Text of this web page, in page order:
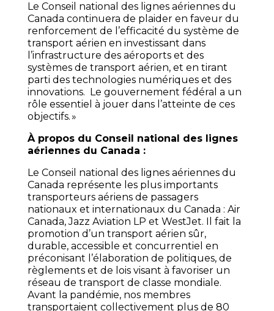
Le Conseil national des lignes aériennes du
Canada continuera de plaider en faveur du
renforcement de l’efficacité du système de
transport aérien en investissant dans
l’infrastructure des aéroports et des
systèmes de transport aérien, et en tirant
parti des technologies numériques et des
innovations. Le gouvernement fédéral a un
rôle essentiel à jouer dans l’atteinte de ces
objectifs. »
À propos du Conseil national des lignes
aériennes du Canada :
Le Conseil national des lignes aériennes du
Canada représente les plus importants
transporteurs aériens de passagers
nationaux et internationaux du Canada : Air
Canada, Jazz Aviation LP et WestJet. Il fait la
promotion d’un transport aérien sûr,
durable, accessible et concurrentiel en
préconisant l’élaboration de politiques, de
règlements et de lois visant à favoriser un
réseau de transport de classe mondiale.
Avant la pandémie, nos membres
transportaient collectivement plus de 80